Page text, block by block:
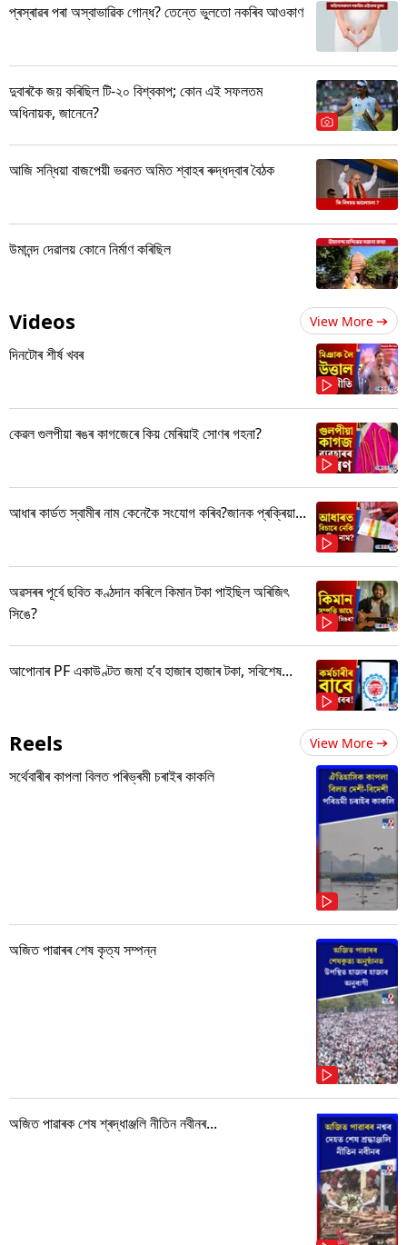
প্ৰস্ৰাৱৰ পৰা অস্বাভাৱিক গোন্ধ? তেন্তে ভুলতো নকৰিব আওকাণ
দুবাৰকৈ জয় কৰিছিল টি-২০ বিশ্বকাপ; কোন এই সফলতম
অধিনায়ক, জানেনে?
আজি সন্ধিয়া বাজপেয়ী ভৱনত অমিত শ্বাহৰ ৰুদ্ধদ্বাৰ বৈঠক
উমানন্দ দেৱালয় কোনে নিৰ্মাণ কৰিছিল
Videos View More
দিনটোৰ শীৰ্ষ খবৰ
কেৱল গুলপীয়া ৰঙৰ কাগজেৰে কিয় মেৰিয়াই সোণৰ গহনা?
আধাৰ কাৰ্ডত স্বামীৰ নাম কেনেকৈ সংযোগ কৰিব?জানক প্ৰক্ৰিয়া...
অৱসৰৰ পূৰ্বে ছবিত কণ্ঠদান কৰিলে কিমান টকা পাইছিল অৰিজিৎ
সিঙে?
আপোনাৰ PF একাউণ্টত জমা হ’ব হাজাৰ হাজাৰ টকা, সবিশেষ...
Reels View More
সৰ্থেবাৰীৰ কাপলা বিলত পৰিভ্ৰমী চৰাইৰ কাকলি
অজিত পাৱাৰৰ শেষ কৃত্য সম্পন্ন
অজিত পাৱাৰক শেষ শ্ৰদ্ধাঞ্জলি নীতিন নবীনৰ...